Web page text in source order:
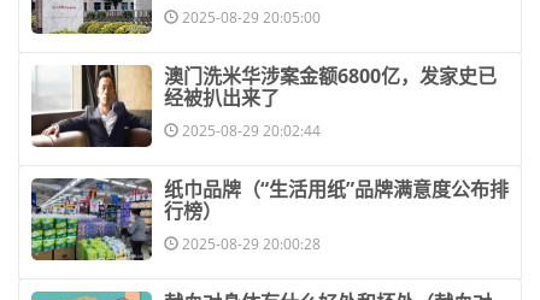
2025-08-29 20:05:00
​澳门洗米华涉案金额6800亿，发家史已
经被扒出来了
2025-08-29 20:02:44
​纸巾品牌（“生活用纸”品牌满意度公布排
行榜）
2025-08-29 20:00:28